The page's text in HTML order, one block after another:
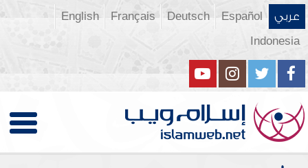
عربي Español
Deutsch
Français
English
Indonesia